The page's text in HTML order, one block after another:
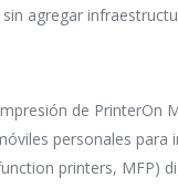
agregar
de PrinterOn
personales
printers, MFP)